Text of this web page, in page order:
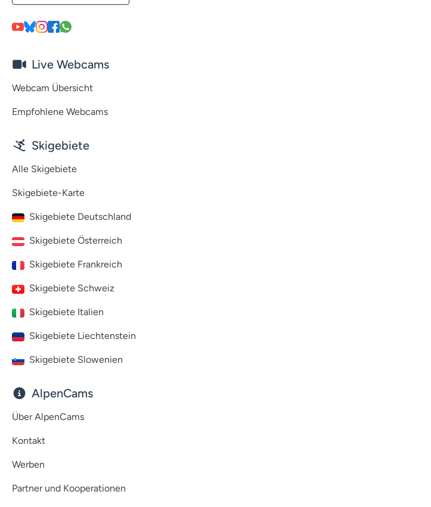
Live Webcams
Webcam Übersicht
Empfohlene Webcams
Skigebiete
Alle Skigebiete
Skigebiete-Karte
Skigebiete Deutschland
Skigebiete Österreich
Skigebiete Frankreich
Skigebiete Schweiz
Skigebiete Italien
Skigebiete Liechtenstein
Skigebiete Slowenien
AlpenCams
Über AlpenCams
Kontakt
Werben
Partner und Kooperationen